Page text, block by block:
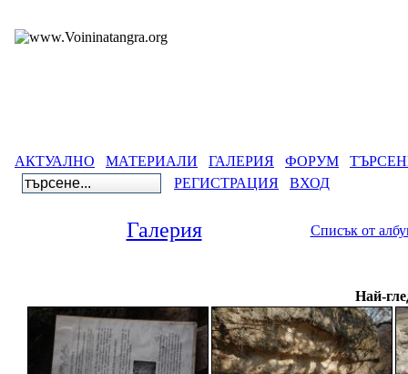
АКТУАЛНО МАТЕРИАЛИ ГАЛЕРИЯ ФОРУМ
РЕГИСТРАЦИЯ
ВХОД
Галерия Списък от
Най-